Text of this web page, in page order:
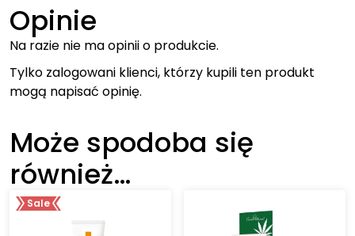
Opinie
Na razie nie ma opinii o produkcie.
Tylko zalogowani klienci, którzy kupili ten produkt
mogą napisać opinię.
Może spodoba się
również…
Sale